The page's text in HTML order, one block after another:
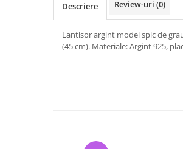
Descriere Review-uri (0)
Lantisor argint model spic de
(45 cm). Materiale: Argint 925,